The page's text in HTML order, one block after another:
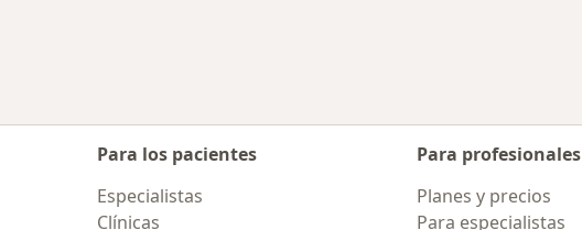
Para los pacientes
Especialistas
Clínicas
Para profesionales
Planes y precios
Para especialistas